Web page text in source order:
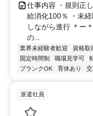
仕事内容 ・規則正
給消化100％ ・未
しながら進行 ＊ー
の...
業界未経験者歓迎 資格取
固定時間制
職場見学可
ブランクOK
育休あり
派遣社員